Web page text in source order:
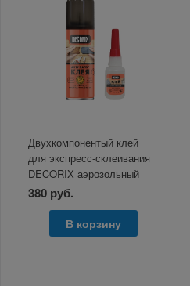
Двухкомпонентый клей
для экспресс-склеивания
DECORIX аэрозольный
активатор 140мл+клей 25г
380 руб.
В корзину